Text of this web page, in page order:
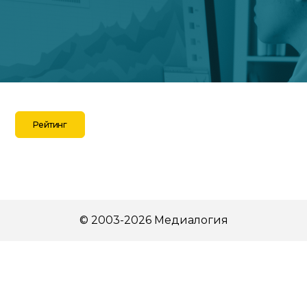
Рейтинг
© 2003-2026 Медиалогия